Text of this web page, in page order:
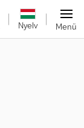
Nyelv Menü